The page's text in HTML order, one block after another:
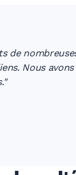
de
Nous avons